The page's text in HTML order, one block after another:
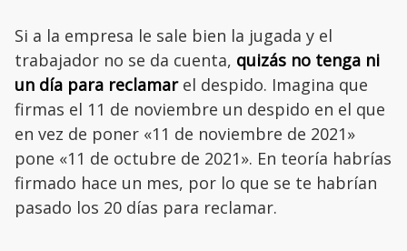
Si a la empresa le sale bien la jugada y el
trabajador no se da cuenta, quizás no tenga ni
un día para reclamarel despido. Imagina que
firmas el 11 de noviembre un despido en el que
en vez de poner «11 de noviembre de 2021»
pone «11 de octubre de 2021». En teoría habrías
firmado hace un mes, por lo que se te habrían
pasado los 20 días para reclamar.